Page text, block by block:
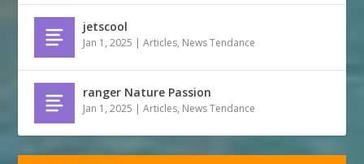
jetscool
Jan 1, 2025 |Articles, News Tendance
ranger Nature Passion
Jan 1, 2025 |Articles, News Tendance